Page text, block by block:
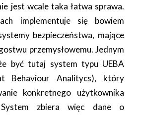
jest wcale taka łatwa sprawa.
implementuje się bowiem
bezpieczeństwa, mające
przemysłowemu. Jednym
być tutaj system typu UEBA
Behaviour Analitycs), który
konkretnego użytkownika
zbiera więc dane o